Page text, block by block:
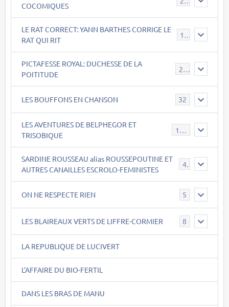
COCOMIQUES
LE RAT CORRECT: YANN BARTHES CORRIGE LE
RAT QUI RIT
PICTAFESSE ROYAL: DUCHESSE DE LA
POITITUDE
LES BOUFFONS EN CHANSON 32
LES AVENTURES DE BELPHEGOR ET
TRISOBIQUE
SARDINE ROUSSEAU alias ROUSSEPOUTINE ET
AUTRES CANAILLES ESCROLO-FEMINISTES
40
ON NE RESPECTE RIEN 5
LES BLAIREAUX VERTS DE LIFFRE-CORMIER 8
LA REPUBLIQUE DE LUCIVERT
L'AFFAIRE DU BIO-FERTIL
DANS LES BRAS DE MANU